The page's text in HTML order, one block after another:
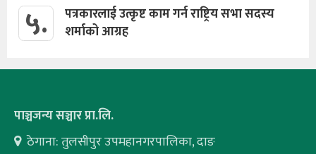
५.
पत्रकारलाई उत्कृष्ट काम गर्न राष्ट्रिय सभा सदस्य
शर्माको आग्रह
पाञ्चजन्य सञ्चार प्रा.लि.
ठेगाना: तुलसीपुर उपमहानगरपालिका, दाङ